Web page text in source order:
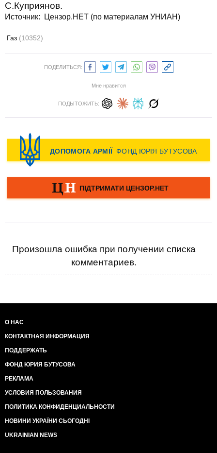
С.Куприянов.
Источник: Цензор.НЕТ (по материалам УНИАН)
Газ (10352)
ПОДЕЛИТЬСЯ:
Мне нравится
ПОДЫТОЖИТЬ:
Произошла ошибка при получении списка
комментариев.
О НАС
КОНТАКТНАЯ ИНФОРМАЦИЯ
ПОДДЕРЖАТЬ
ФОНД ЮРИЯ БУТУСОВА
РЕКЛАМА
УСЛОВИЯ ПОЛЬЗОВАНИЯ
ПОЛИТИКА КОНФИДЕНЦИАЛЬНОСТИ
НОВИНИ УКРАЇНИ СЬОГОДНІ
UKRAINIAN NEWS